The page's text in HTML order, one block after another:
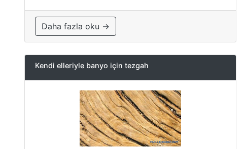
Daha fazla oku →
Kendi elleriyle banyo için tezgah